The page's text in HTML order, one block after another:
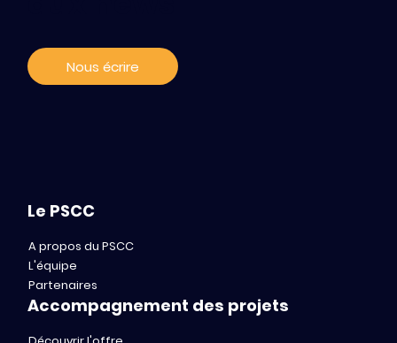
Nous écrire
Le PSCC
A propos du PSCC
L'équipe
Partenaires
Accompagnement des projets